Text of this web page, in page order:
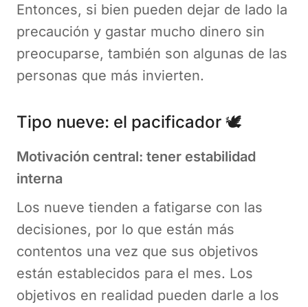
Entonces, si bien pueden dejar de lado la
precaución y gastar mucho dinero sin
preocuparse, también son algunas de las
personas que más invierten.
Tipo nueve: el pacificador 🕊️
Motivación central: tener estabilidad
interna
Los nueve tienden a fatigarse con las
decisiones, por lo que están más
contentos una vez que sus objetivos
están establecidos para el mes. Los
objetivos en realidad pueden darle a los